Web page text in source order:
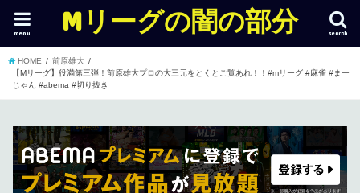
Mリーグの闇の部分 search
menu
HOME
前原雄大
【Mリーグ】役満第三弾！前原雄大プロの大三元をとくとご覧あれ！！#mリーグ #麻雀 #まー
じゃん #abema #切り抜き